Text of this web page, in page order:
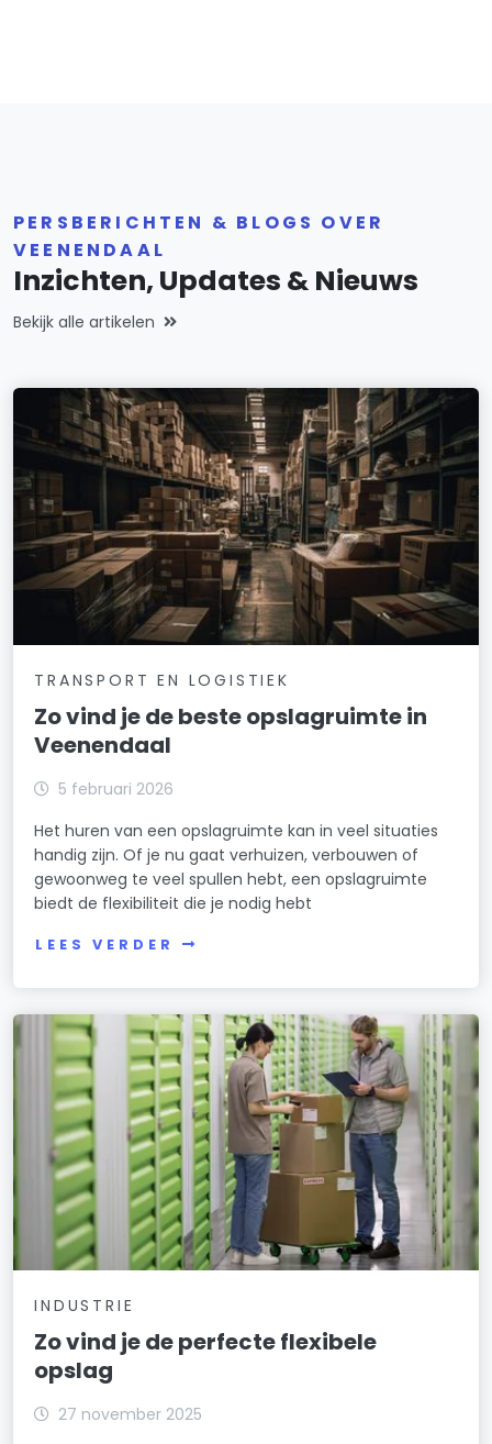
PERSBERICHTEN & BLOGS OVER
VEENENDAAL
Inzichten, Updates & Nieuws
Bekijk alle artikelen
TRANSPORT EN LOGISTIEK
Zo vind je de beste opslagruimte in
Veenendaal
5 februari 2026
Het huren van een opslagruimte kan in veel situaties
handig zijn. Of je nu gaat verhuizen, verbouwen of
gewoonweg te veel spullen hebt, een opslagruimte
biedt de flexibiliteit die je nodig hebt
LEES VERDER
INDUSTRIE
Zo vind je de perfecte flexibele
opslag
27 november 2025